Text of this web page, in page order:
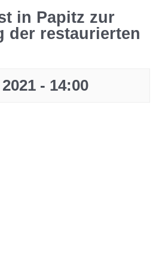
in Papitz zur
der restaurierten
- 14:00